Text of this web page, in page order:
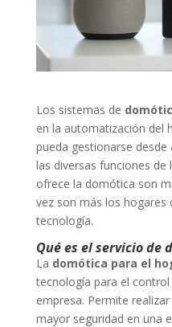
Los sistemas de
en la automatización del
pueda gestionarse
las diversas funciones de
ofrece la domótica son
vez son más los hogares
tecnología.
Qué es el servicio de
La domótica para el
tecnología para el
empresa. Permite
mayor seguridad en una